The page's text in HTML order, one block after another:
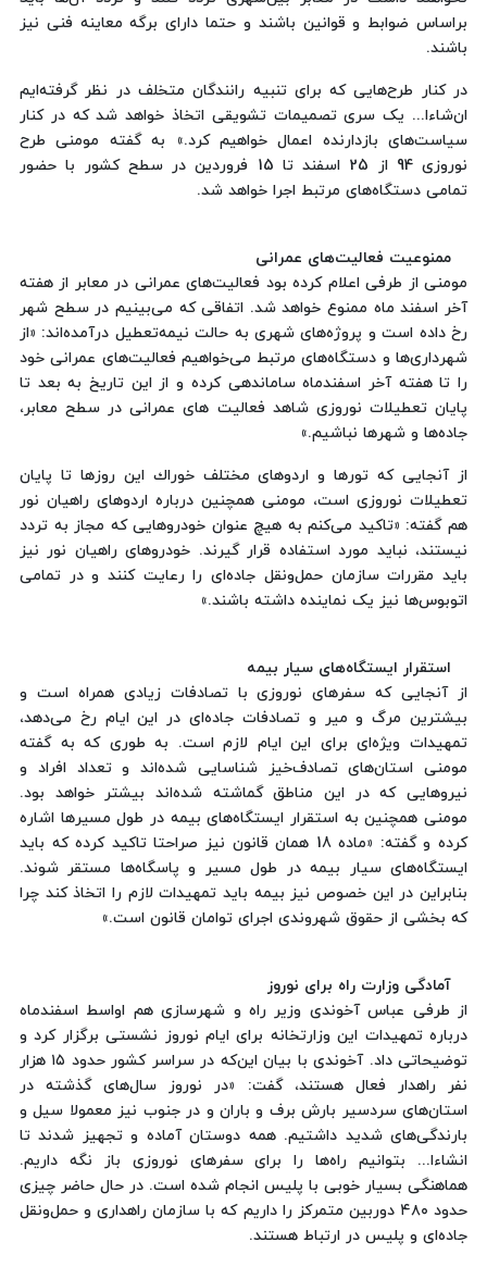
براساس ضوابط و قوانین باشند و حتما دارای برگه معاینه فنی نیز
باشند.
در کنار طرح‌هایی که برای تنبیه رانندگان متخلف در نظر گرفته‌ایم
ان‌شاءا... یک سری تصمیمات تشویقی اتخاذ خواهد شد که در کنار
سیاست‌های بازدارنده اعمال خواهیم کرد.» به گفته مومنی طرح
نوروزی 94 از 25 اسفند تا 15 فروردین در سطح کشور با حضور
تمامی دستگاه‌های مرتبط اجرا خواهد شد.
ممنوعیت فعالیت‌های عمرانی
مومنی از طرفی اعلام كرده بود فعالیت‌های عمرانی در معابر از هفته
آخر اسفند ماه ممنوع خواهد شد. اتفاقی كه می‌بینیم در سطح شهر
رخ داده است و پروژه‌های شهری به حالت نیمه‌تعطیل درآمده‌اند: «از
شهرداری‌ها و دستگاه‌های مرتبط می‌خواهیم فعالیت‌های عمرانی خود
را تا هفته آخر اسفندماه ساماندهی کرده و از این تاریخ به بعد تا
پایان تعطیلات نوروزی شاهد فعالیت های عمرانی در سطح معابر،
جاده‌ها و شهرها نباشیم.»
از آنجایی كه تورها و اردوهای مختلف خوراك این روزها تا پایان
تعطیلات نوروزی است، مومنی همچنین درباره اردوهای راهیان نور
هم گفته: «تاکید می‌کنم به هیچ عنوان خودروهایی که مجاز به تردد
نیستند، نباید مورد استفاده قرار گیرند. خودروهای راهیان نور نیز
باید مقررات سازمان حمل‌ونقل جاده‌ای را رعایت کنند و در تمامی
اتوبوس‌ها نیز یک نماینده داشته باشند.»
استقرار ایستگاه‌های سیار بیمه
از آنجایی كه سفرهای نوروزی با تصادفات زیادی همراه است و
بیشترین مرگ و میر و تصادفات جاده‌ای در این ایام رخ می‌دهد،
تمهیدات ویژه‌ای برای این ایام لازم است. به طوری كه به گفته
مومنی استان‌های تصادف‌خیز شناسایی شده‌اند و تعداد افراد و
نیروهایی كه در این مناطق گماشته شده‌اند بیشتر خواهد بود.
مومنی همچنین به استقرار ایستگاه‌های بیمه در طول مسیرها اشاره
كرده و گفته: «ماده 18 همان قانون نیز صراحتا تاکید کرده که باید
ایستگاه‌های سیار بیمه در طول مسیر و پاسگاه‌ها مستقر شوند.
بنابراین در این خصوص نیز بیمه باید تمهیدات لازم را اتخاذ کند چرا
که بخشی از حقوق شهروندی اجرای توامان قانون است.»
آمادگی وزارت راه برای نوروز
از طرفی عباس آخوندی وزیر راه و شهرسازی هم اواسط اسفندماه
درباره تمهیدات این وزارتخانه برای ایام نوروز نشستی برگزار كرد و
توضیحاتی داد. آخوندی با بیان این‌كه در سراسر كشور حدود ۱۵ هزار
نفر راهدار فعال هستند، گفت: «در نوروز سال‌های گذشته در
استان‌های سردسیر بارش برف و باران و در جنوب نیز معمولا سیل و
بارندگی‌های شدید داشتیم. همه دوستان آماده و تجهیز شدند تا
انشاءا... بتوانیم راه‌ها را برای سفرهای نوروزی باز نگه داریم.
هماهنگی بسیار خوبی با پلیس انجام شده است. در حال حاضر چیزی
حدود ۴۸۰ دوربین متمركز را داریم كه با سازمان راهداری و حمل‌ونقل
جاده‌ای و پلیس در ارتباط هستند.